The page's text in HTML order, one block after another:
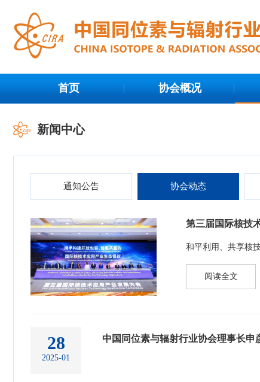
首页 协会概况
新闻中心
通知公告 协会动态
第三届国际核技
阅读全文
28
2025-01
中国同位素与辐射行业协会理事长申